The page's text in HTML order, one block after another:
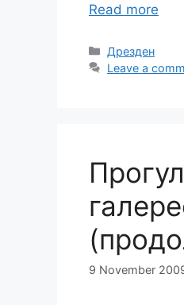
Read more
Categories
Дрезден
Leave a
9 November